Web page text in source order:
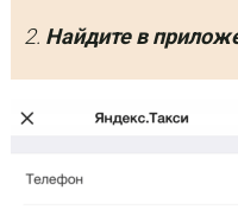
2. Найдите в